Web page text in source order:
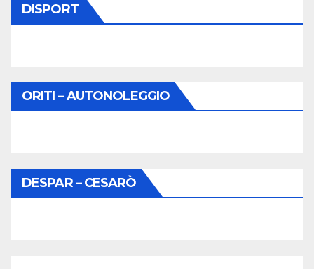
DISPORT
ORITI – AUTONOLEGGIO
DESPAR – CESARÒ